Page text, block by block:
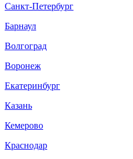
Санкт-Петербург
Барнаул
Волгоград
Воронеж
Екатеринбург
Казань
Кемерово
Краснодар